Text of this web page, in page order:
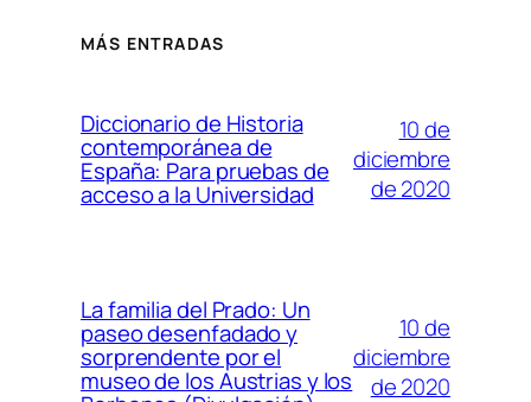
MÁS ENTRADAS
Diccionario de Historia
contemporánea de
España: Para pruebas de
acceso a la Universidad
10 de
diciembre
de 2020
La familia del Prado: Un
paseo desenfadado y
sorprendente por el
museo de los Austrias y los
10 de
diciembre
de 2020